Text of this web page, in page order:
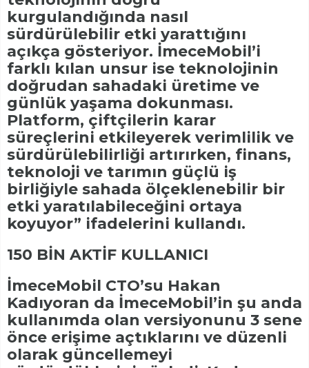
kurgulandığında nasıl
sürdürülebilir etki yarattığını
açıkça gösteriyor. İmeceMobil’i
farklı kılan unsur ise teknolojinin
doğrudan sahadaki üretime ve
günlük yaşama dokunması.
Platform, çiftçilerin karar
süreçlerini etkileyerek verimlilik ve
sürdürülebilirliği artırırken, finans,
teknoloji ve tarımın güçlü iş
birliğiyle sahada ölçeklenebilir bir
etki yaratılabileceğini ortaya
koyuyor” ifadelerini kullandı.
150 BİN AKTİF KULLANICI
İmeceMobil CTO’su Hakan
Kadıyoran da İmeceMobil’in şu anda
kullanımda olan versiyonunu 3 sene
önce erişime açtıklarını ve düzenli
olarak güncellemeyi